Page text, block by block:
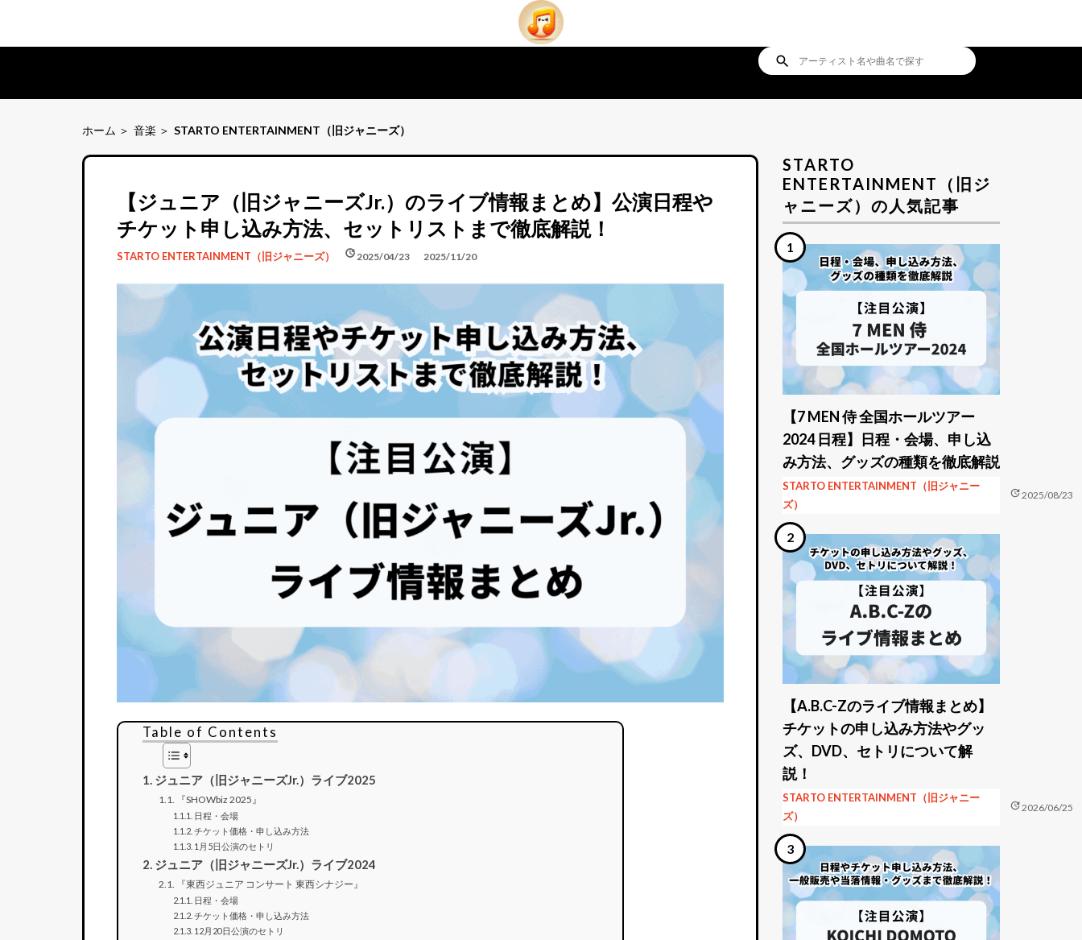
search
ホーム 音楽 STARTO ENTERTAINMENT（旧ジャニーズ）
【ジュニア（旧ジャニーズJr.）のライブ情報まとめ】公演日程や
チケット申し込み方法、セットリストまで徹底解説！
STARTO ENTERTAINMENT（旧ジャニーズ） schedule2025/04/23
update 2025/11/20
Table of Contents
ジュニア（旧ジャニーズJr.）ライブ2025
『SHOWbiz 2025』
日程・会場
チケット価格・申し込み方法
1月5日公演のセトリ
ジュニア（旧ジャニーズJr.）ライブ2024
『東西ジュニア コンサート 東西シナジー』
日程・会場
チケット価格・申し込み方法
12月20日公演のセトリ
STARTO
ENTERTAINMENT（旧ジ
ャニーズ）の人気記事
【7 MEN 侍 全国ホールツアー
2024 日程】日程・会場、申し込
み方法、グッズの種類を徹底解説
STARTO ENTERTAINMENT（旧ジャニー
ズ）
update2025/08/23
【A.B.C-Zのライブ情報まとめ】
チケットの申し込み方法やグッ
ズ、DVD、セトリについて解
説！
STARTO ENTERTAINMENT（旧ジャニー
ズ）
update2026/06/25